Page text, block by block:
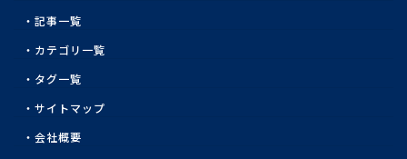
記事一覧
カテゴリ一覧
タグ一覧
サイトマップ
会社概要